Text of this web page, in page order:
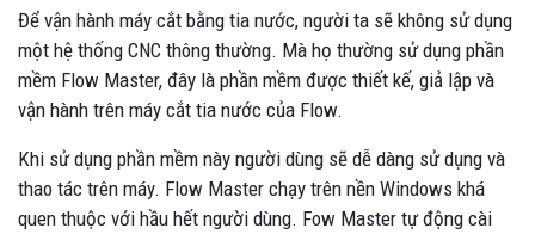
Để vận hành máy cắt bằng tia nước, người ta sẽ không sử dụng
một hệ thống CNC thông thường. Mà họ thường sử dụng phần
mềm Flow Master, đây là phần mềm được thiết kế, giả lập và
vận hành trên máy cắt tia nước của Flow.
Khi sử dụng phần mềm này người dùng sẽ dễ dàng sử dụng và
thao tác trên máy. Flow Master chạy trên nền Windows khá
quen thuộc với hầu hết người dùng. Fow Master tự động cài